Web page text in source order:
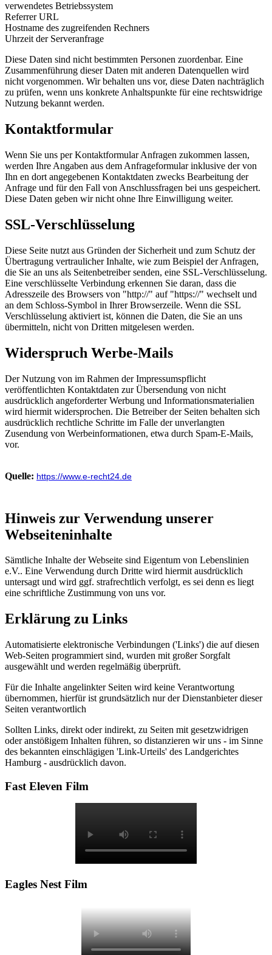
verwendetes Betriebssystem
Referrer URL
Hostname des zugreifenden Rechners
Uhrzeit der Serveranfrage
Diese Daten sind nicht bestimmten Personen zuordenbar. Eine
Zusammenführung dieser Daten mit anderen Datenquellen wird
nicht vorgenommen. Wir behalten uns vor, diese Daten nachträglich
zu prüfen, wenn uns konkrete Anhaltspunkte für eine rechtswidrige
Nutzung bekannt werden.
Kontaktformular
Wenn Sie uns per Kontaktformular Anfragen zukommen lassen,
werden Ihre Angaben aus dem Anfrageformular inklusive der von
Ihn en dort angegebenen Kontaktdaten zwecks Bearbeitung der
Anfrage und für den Fall von Anschlussfragen bei uns gespeichert.
Diese Daten geben wir nicht ohne Ihre Einwilligung weiter.
SSL-Verschlüsselung
Diese Seite nutzt aus Gründen der Sicherheit und zum Schutz der
Übertragung vertraulicher Inhalte, wie zum Beispiel der Anfragen,
die Sie an uns als Seitenbetreiber senden, eine SSL-Verschlüsselung.
Eine verschlüsselte Verbindung erkennen Sie daran, dass die
Adresszeile des Browsers von "http://" auf "https://" wechselt und
an dem Schloss-Symbol in Ihrer Browserzeile. Wenn die SSL
Verschlüsselung aktiviert ist, können die Daten, die Sie an uns
übermitteln, nicht von Dritten mitgelesen werden.
Widerspruch Werbe-Mails
Der Nutzung von im Rahmen der Impressumspflicht
veröffentlichten Kontaktdaten zur Übersendung von nicht
ausdrücklich angeforderter Werbung und Informationsmaterialien
wird hiermit widersprochen. Die Betreiber der Seiten behalten sich
ausdrücklich rechtliche Schritte im Falle der unverlangten
Zusendung von Werbeinformationen, etwa durch Spam-E-Mails,
vor.
Quelle: https://www.e-recht24.de
Hinweis zur Verwendung unserer
Webseiteninhalte
Sämtliche Inhalte der Webseite sind Eigentum von Lebenslinien
e.V.. Eine Verwendung durch Dritte wird hiermit ausdrücklich
untersagt und wird ggf. strafrechtlich verfolgt, es sei denn es liegt
eine schriftliche Zustimmung von uns vor.
Erklärung zu Links
Automatisierte elektronische Verbindungen ('Links') die auf diesen
Web-Seiten programmiert sind, wurden mit großer Sorgfalt
ausgewählt und werden regelmäßig überprüft.
Für die Inhalte angelinkter Seiten wird keine Verantwortung
übernommen, hierfür ist grundsätzlich nur der Dienstanbieter dieser
Seiten verantwortlich
Sollten Links, direkt oder indirekt, zu Seiten mit gesetzwidrigen
oder anstößigem Inhalten führen, so distanzieren wir uns - im Sinne
des bekannten einschlägigen 'Link-Urteils' des Landgerichtes
Hamburg - ausdrücklich davon.
Fast Eleven Film
Eagles Nest Film